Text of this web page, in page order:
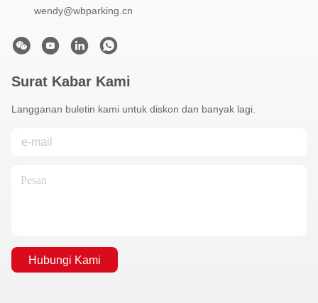
wendy@wbparking.cn
Surat Kabar Kami
Langganan buletin kami untuk diskon dan banyak lagi.
Hubungi Kami